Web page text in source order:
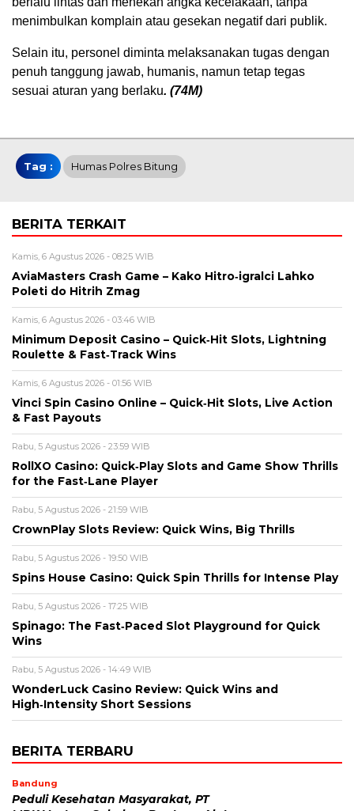
menimbulkan komplain atau gesekan negatif dari publik.
Selain itu, personel diminta melaksanakan tugas dengan
penuh tanggung jawab, humanis, namun tetap tegas
sesuai aturan yang berlaku. (74M)
Tag : Humas Polres Bitung
BERITA TERKAIT
Kamis, 6 Agustus 2026 - 08:25 WIB
AviaMasters Crash Game – Kako Hitro‑igralci Lahko
Poleti do Hitrih Zmag
Kamis, 6 Agustus 2026 - 03:46 WIB
Minimum Deposit Casino – Quick‑Hit Slots, Lightning
Roulette & Fast‑Track Wins
Kamis, 6 Agustus 2026 - 01:56 WIB
Vinci Spin Casino Online – Quick‑Hit Slots, Live Action
& Fast Payouts
Rabu, 5 Agustus 2026 - 23:59 WIB
RollXO Casino: Quick‑Play Slots and Game Show Thrills
for the Fast‑Lane Player
Rabu, 5 Agustus 2026 - 21:59 WIB
CrownPlay Slots Review: Quick Wins, Big Thrills
Rabu, 5 Agustus 2026 - 19:50 WIB
Spins House Casino: Quick Spin Thrills for Intense Play
Rabu, 5 Agustus 2026 - 17:25 WIB
Spinago: The Fast‑Paced Slot Playground for Quick
Wins
Rabu, 5 Agustus 2026 - 14:49 WIB
WonderLuck Casino Review: Quick Wins and
High‑Intensity Short Sessions
BERITA TERBARU
Bandung
Peduli Kesehatan Masyarakat, PT